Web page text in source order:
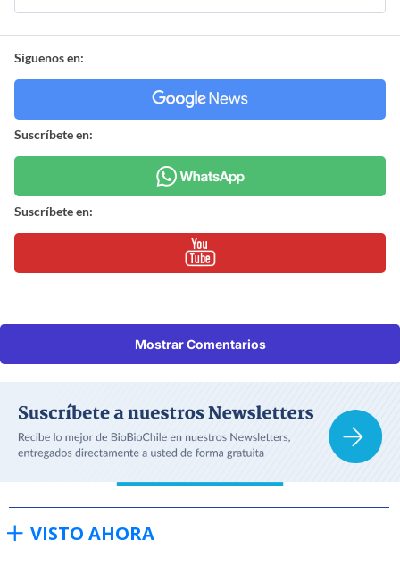
Síguenos en:
Suscríbete en:
Suscríbete en:
Mostrar Comentarios
VISTO AHORA